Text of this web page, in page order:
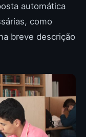
automática
como
breve descrição